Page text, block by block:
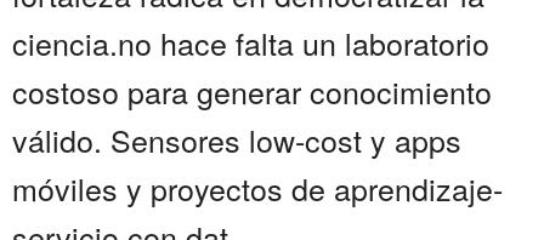
ciencia.no hace falta un laboratorio
costoso para generar conocimiento
válido. Sensores low-cost y apps
móviles y proyectos de aprendizaje-